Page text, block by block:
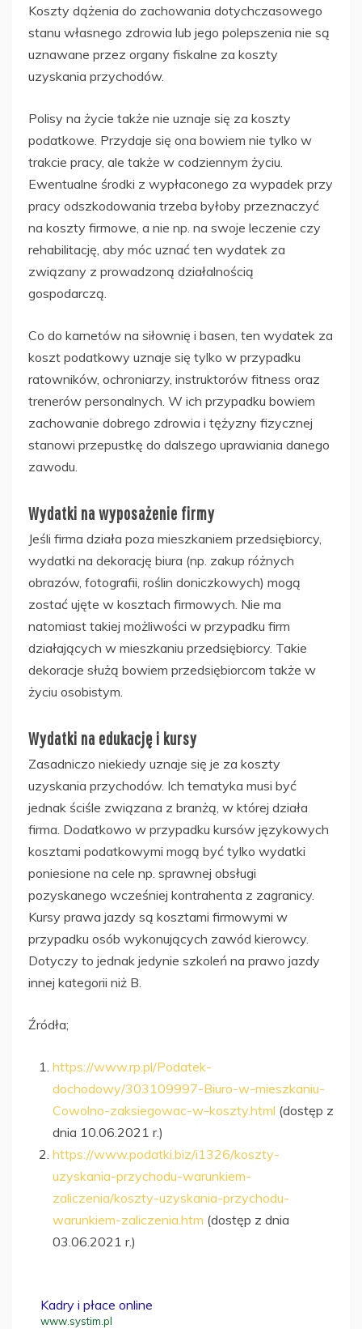
Koszty dążenia do zachowania dotychczasowego
stanu własnego zdrowia lub jego polepszenia nie są
uznawane przez organy fiskalne za koszty
uzyskania przychodów.
Polisy na życie także nie uznaje się za koszty
podatkowe. Przydaje się ona bowiem nie tylko w
trakcie pracy, ale także w codziennym życiu.
Ewentualne środki z wypłaconego za wypadek przy
pracy odszkodowania trzeba byłoby przeznaczyć
na koszty firmowe, a nie np. na swoje leczenie czy
rehabilitację, aby móc uznać ten wydatek za
związany z prowadzoną działalnością
gospodarczą.
Co do karnetów na siłownię i basen, ten wydatek za
koszt podatkowy uznaje się tylko w przypadku
ratowników, ochroniarzy, instruktorów fitness oraz
trenerów personalnych. W ich przypadku bowiem
zachowanie dobrego zdrowia i tężyzny fizycznej
stanowi przepustkę do dalszego uprawiania danego
zawodu.
Wydatki na wyposażenie firmy
Jeśli firma działa poza mieszkaniem przedsiębiorcy,
wydatki na dekorację biura (np. zakup różnych
obrazów, fotografii, roślin doniczkowych) mogą
zostać ujęte w kosztach firmowych. Nie ma
natomiast takiej możliwości w przypadku firm
działających w mieszkaniu przedsiębiorcy. Takie
dekoracje służą bowiem przedsiębiorcom także w
życiu osobistym.
Wydatki na edukację i kursy
Zasadniczo niekiedy uznaje się je za koszty
uzyskania przychodów. Ich tematyka musi być
jednak ściśle związana z branżą, w której działa
firma. Dodatkowo w przypadku kursów językowych
kosztami podatkowymi mogą być tylko wydatki
poniesione na cele np. sprawnej obsługi
pozyskanego wcześniej kontrahenta z zagranicy.
Kursy prawa jazdy są kosztami firmowymi w
przypadku osób wykonujących zawód kierowcy.
Dotyczy to jednak jedynie szkoleń na prawo jazdy
innej kategorii niż B.
Źródła;
https://www.rp.pl/Podatek-
dochodowy/303109997-Biuro-w-mieszkaniu-
Cowolno-zaksiegowac-w-koszty.html (dostęp z
dnia 10.06.2021 r.)
https://www.podatki.biz/i1326/koszty-
uzyskania-przychodu-warunkiem-
zaliczenia/koszty-uzyskania-przychodu-
warunkiem-zaliczenia.htm (dostęp z dnia
03.06.2021 r.)
Kadry i płace online
www.systim.pl